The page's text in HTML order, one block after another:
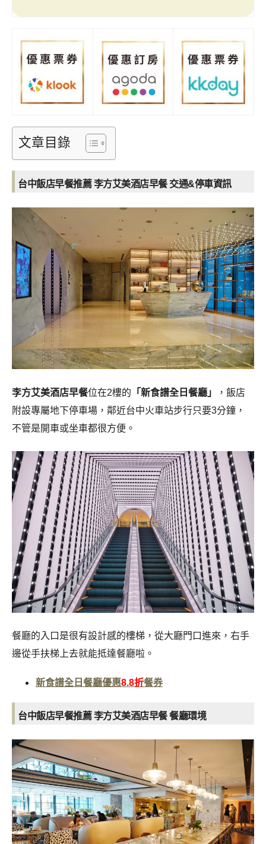
文章目錄
台中飯店早餐推薦 李方艾美酒店早餐 交通&停車資訊
李方艾美酒店早餐位在2樓的 「新食譜全日餐廳」
，飯店
附設專屬地下停車場，鄰近台中火車站步行只要3分鐘，
不管是開車或坐車都很方便。
餐廳的入口是很有設計感的樓梯，從大廳門口進來，右手
邊從手扶梯上去就能抵達餐廳啦。
新食譜全日餐廳優惠8.8折餐券
台中飯店早餐推薦 李方艾美酒店早餐 餐廳環境